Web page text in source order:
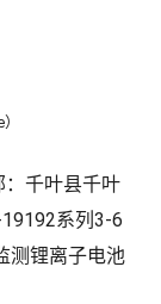
：千叶县千叶
系列3-6
测锂离子电池